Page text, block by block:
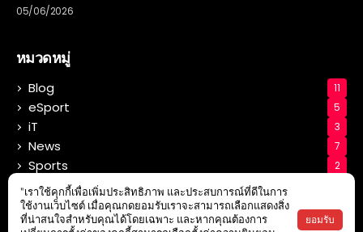
05/06/2026
หมวดหมู่
Blog 11
eSport 5
iT 3
News 7
Sports 2
Tech
"เราใช้คุกกี้เพื่อเพิ่มประสิทธิภาพ และประสบการณ์ที่ดีในการ
ใช้งานเว็บไซต์ เมื่อคุณกดยอมรับเราจะสามารถเลือกแสดงสิ่ง
ที่น่าสนใจสำหรับคุณได้โดยเฉพาะ และหากคุณต้องการ
ยอมรับ